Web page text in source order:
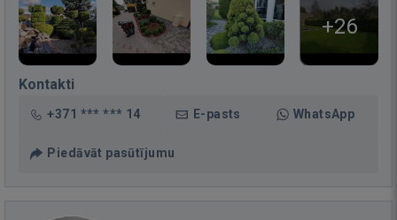
+26
Kontakti
+371 *** *** 14 E-pasts WhatsApp
Piedāvāt pasūtījumu